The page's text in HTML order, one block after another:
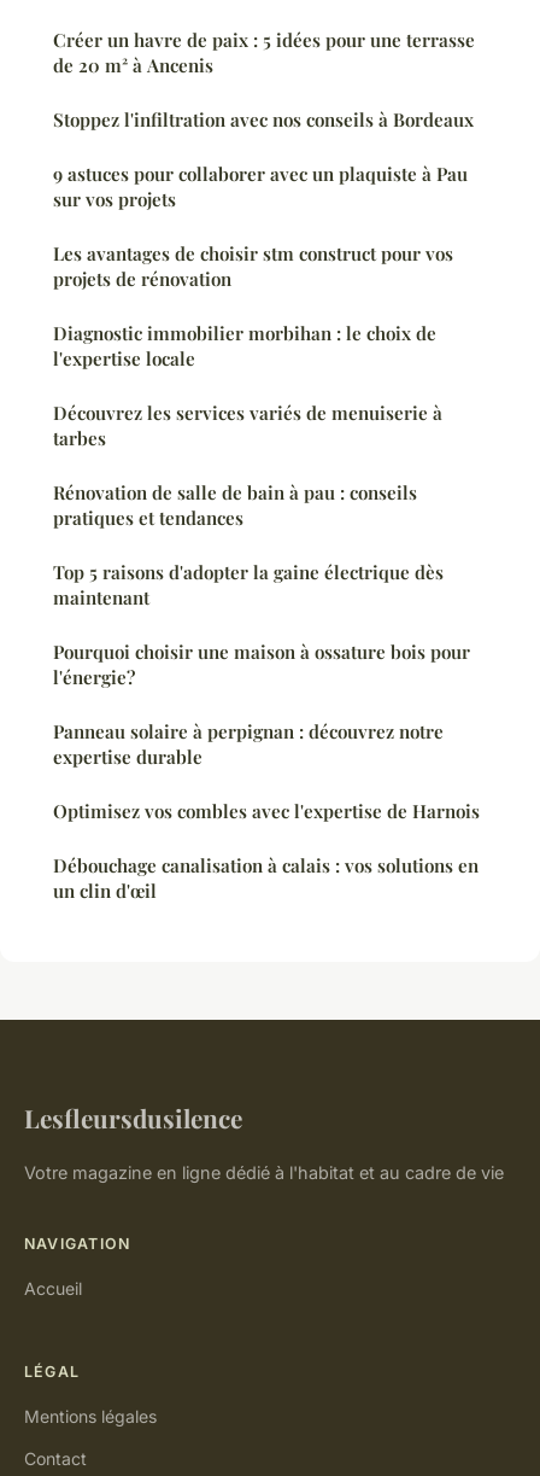
Créer un havre de paix : 5 idées pour une terrasse
de 20 m² à Ancenis
Stoppez l'infiltration avec nos conseils à Bordeaux
9 astuces pour collaborer avec un plaquiste à Pau
sur vos projets
Les avantages de choisir stm construct pour vos
projets de rénovation
Diagnostic immobilier morbihan : le choix de
l'expertise locale
Découvrez les services variés de menuiserie à
tarbes
Rénovation de salle de bain à pau : conseils
pratiques et tendances
Top 5 raisons d'adopter la gaine électrique dès
maintenant
Pourquoi choisir une maison à ossature bois pour
l'énergie?
Panneau solaire à perpignan : découvrez notre
expertise durable
Optimisez vos combles avec l'expertise de Harnois
Débouchage canalisation à calais : vos solutions en
un clin d'œil
Lesfleursdusilence
Votre magazine en ligne dédié à l'habitat et au cadre de vie
NAVIGATION
Accueil
LÉGAL
Mentions légales
Contact